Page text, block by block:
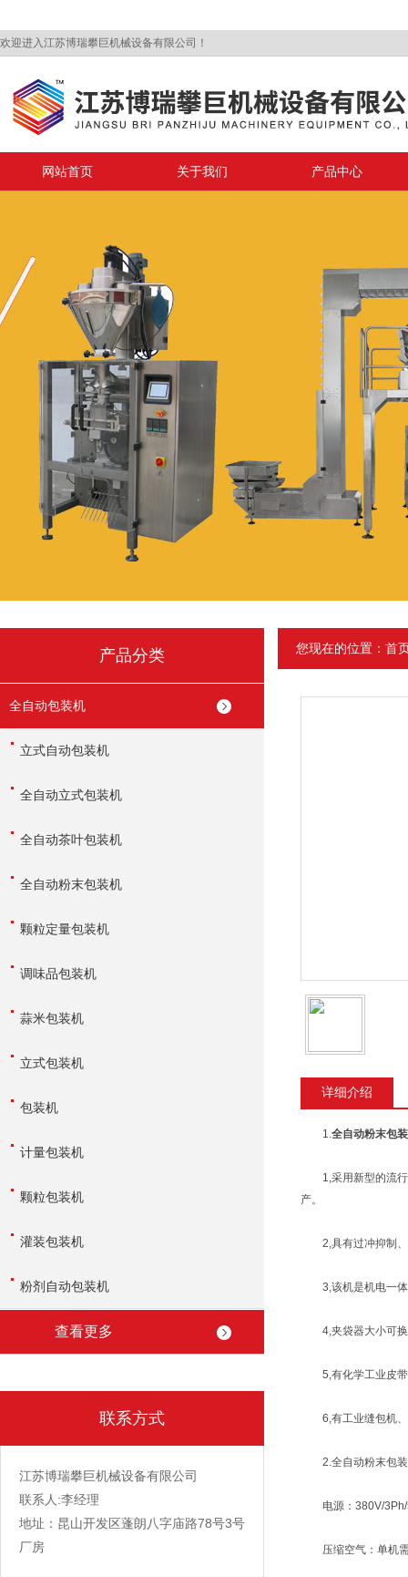
欢迎进入江苏博瑞攀巨机械设备有限公司！
网站首页 关于我们 产品中心
产品分类
全自动包装机
立式自动包装机
全自动立式包装机
全自动茶叶包装机
全自动粉末包装机
颗粒定量包装机
调味品包装机
蒜米包装机
立式包装机
包装机
计量包装机
颗粒包装机
灌装包装机
粉剂自动包装机
查看更多
联系方式
江苏博瑞攀巨机械设备有限公司
联系人:李经理
地址：昆山开发区蓬朗八字庙路78号3号
厂房
您现在的位置： 首
详细介绍
1.全自动粉末包
1,采用新型的流行
产。
2,具有过冲抑制、
3,该机是机电一体
4,夹袋器大小可换
5,有化学工业皮带
6,有工业缝包机、
2.全自动粉末包装
电源：380V/3Ph/
压缩空气：单机需